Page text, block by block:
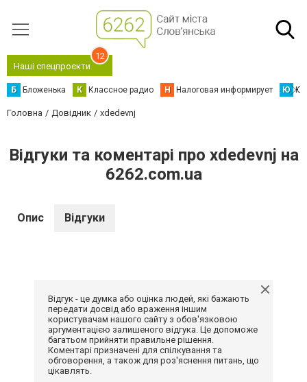
Наші спецпроєкти
12
Б Бложенька К Классное радио Н Налоговая информирует Ю
Головна Довідник xdedevnj
Відгуки та коментарі про xdedevnj на
6262.com.ua
Опис Відгуки
Відгук - це думка або оцінка людей, які бажають
передати досвід або враження іншим
користувачам нашого сайту з обов'язковою
аргументацією залишеного відгука. Це допоможе
багатьом прийняти правильне рішення.
Коментарі призначені для спілкування та
обговорення, а також для роз'яснення питань, що
цікавлять.